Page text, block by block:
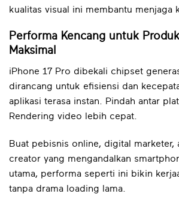
kualitas visual ini membantu menjaga
Performa Kencang untuk
Maksimal
iPhone 17 Pro dibekali chipset
dirancang untuk efisiensi dan
aplikasi terasa instan. Pindah antar
Rendering video lebih cepat.
Buat pebisnis online, digital marketer,
creator yang mengandalkan
utama, performa seperti ini bikin
tanpa drama loading lama.